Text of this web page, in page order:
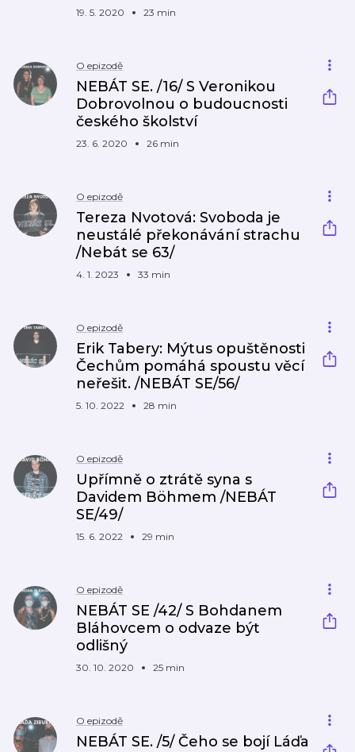
19. 5. 2020 23 min
O epizodě
NEBÁT SE. /16/ S Veronikou
Dobrovolnou o budoucnosti
českého školství
23. 6. 2020 26 min
O epizodě
Tereza Nvotová: Svoboda je
neustálé překonávání strachu
/Nebát se 63/
4. 1. 2023 33 min
O epizodě
Erik Tabery: Mýtus opuštěnosti
Čechům pomáhá spoustu věcí
neřešit. /NEBÁT SE/56/
5. 10. 2022 28 min
O epizodě
Upřímně o ztrátě syna s
Davidem Böhmem /NEBÁT
SE/49/
15. 6. 2022 29 min
O epizodě
NEBÁT SE /42/ S Bohdanem
Bláhovcem o odvaze být
odlišný
30. 10. 2020 25 min
O epizodě
NEBÁT SE. /5/ Čeho se bojí Láďa